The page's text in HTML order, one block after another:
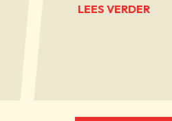
LEES VERDER